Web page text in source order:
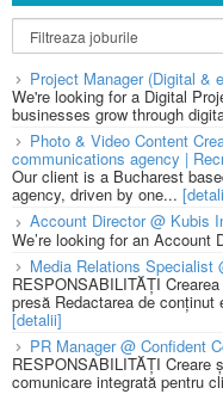
Project Manager (Digital &
We're looking for a Digital
businesses grow through
Photo & Video Content
communications agency |
Our client is a Bucharest
agency, driven by one...
Account Director @ Kubis
We’re looking for an Account
Media Relations Specialist
RESPONSABILITĂȚI
presă Redactarea de
[detalii]
PR Manager @ Confident
RESPONSABILITĂȚI Creare
comunicare integrată pentru